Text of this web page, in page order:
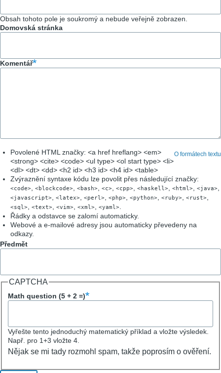
Obsah tohoto pole je soukromý a nebude veřejně zobrazen.
Domovská stránka
Komentář
O formátech textu
Povolené HTML značky: <a href hreflang> <em>
<strong> <cite> <code> <ul type> <ol start type> <li>
<dl> <dt> <dd> <h2 id> <h3 id> <h4 id> <table>
Zvýraznění syntaxe kódu lze povolit přes následující značky:
<code> <blockcode> <bash> <c> <cpp> <haskell> <html> <java>
<javascript> <latex> <perl> <php> <python> <ruby> <rust>
<sql> <text> <vim> <xml> <yaml>
Řádky a odstavce se zalomí automaticky.
Webové a e-mailové adresy jsou automaticky převedeny na
odkazy.
Předmět
CAPTCHA
Math question (5 + 2 =)
Vyřešte tento jednoduchý matematický příklad a vložte výsledek.
Např. pro 1+3 vložte 4.
Nějak se mi tady rozmohl spam, takže poprosím o ověření.